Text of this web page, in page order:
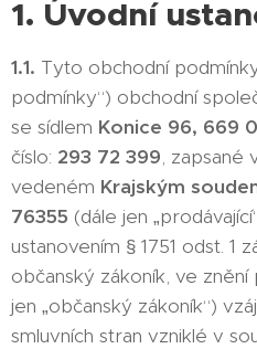
1. Úvodní
1.1. Tyto obchodní
podmínky“) obchodní
se sídlem Konice 96, 669
číslo: 293 72 399, zapsané
vedeném Krajským
76355 (dále jen
ustanovením § 1751 odst. 1
občanský zákoník, ve
jen „občanský zákoník“)
smluvních stran vzniklé v